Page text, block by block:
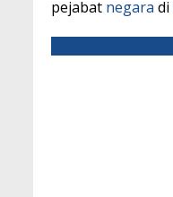
pejabat negara di